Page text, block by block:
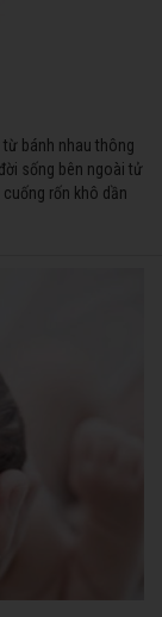
bánh nhau thông
sống bên ngoài tử
rốn khô dần